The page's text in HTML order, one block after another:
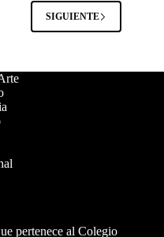
SIGUIENTE
pertenece al Colegio